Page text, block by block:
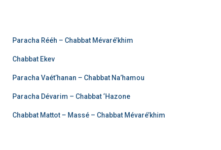
Paracha Rééh – Chabbat Mévaré’khim
Chabbat Ekev
Paracha Vaét’hanan – Chabbat Na’hamou
Paracha Dévarim – Chabbat ‘Hazone
Chabbat Mattot – Massé – Chabbat Mévaré’khim